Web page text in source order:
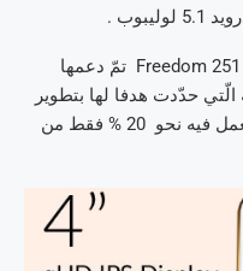
عمليّات صنع و تركيب و إطلاق هاتف Freedom 251 تمّ دعمها
حدّدت هدفا لها بتطوير
مجال النّفاذ إلى الإنترنت في بلد يستعمل فيه نحو 20 % فقط من